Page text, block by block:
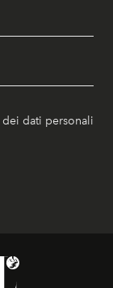
dati personali